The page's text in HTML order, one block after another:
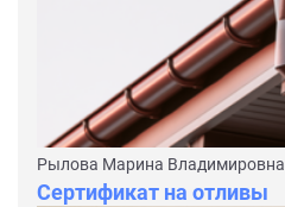
Рылова Марина Владимировна
Сертификат на отливы